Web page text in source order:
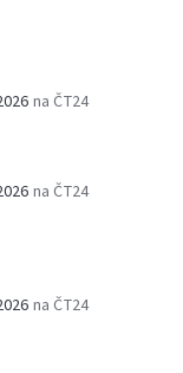
na ČT24
na ČT24
na ČT24